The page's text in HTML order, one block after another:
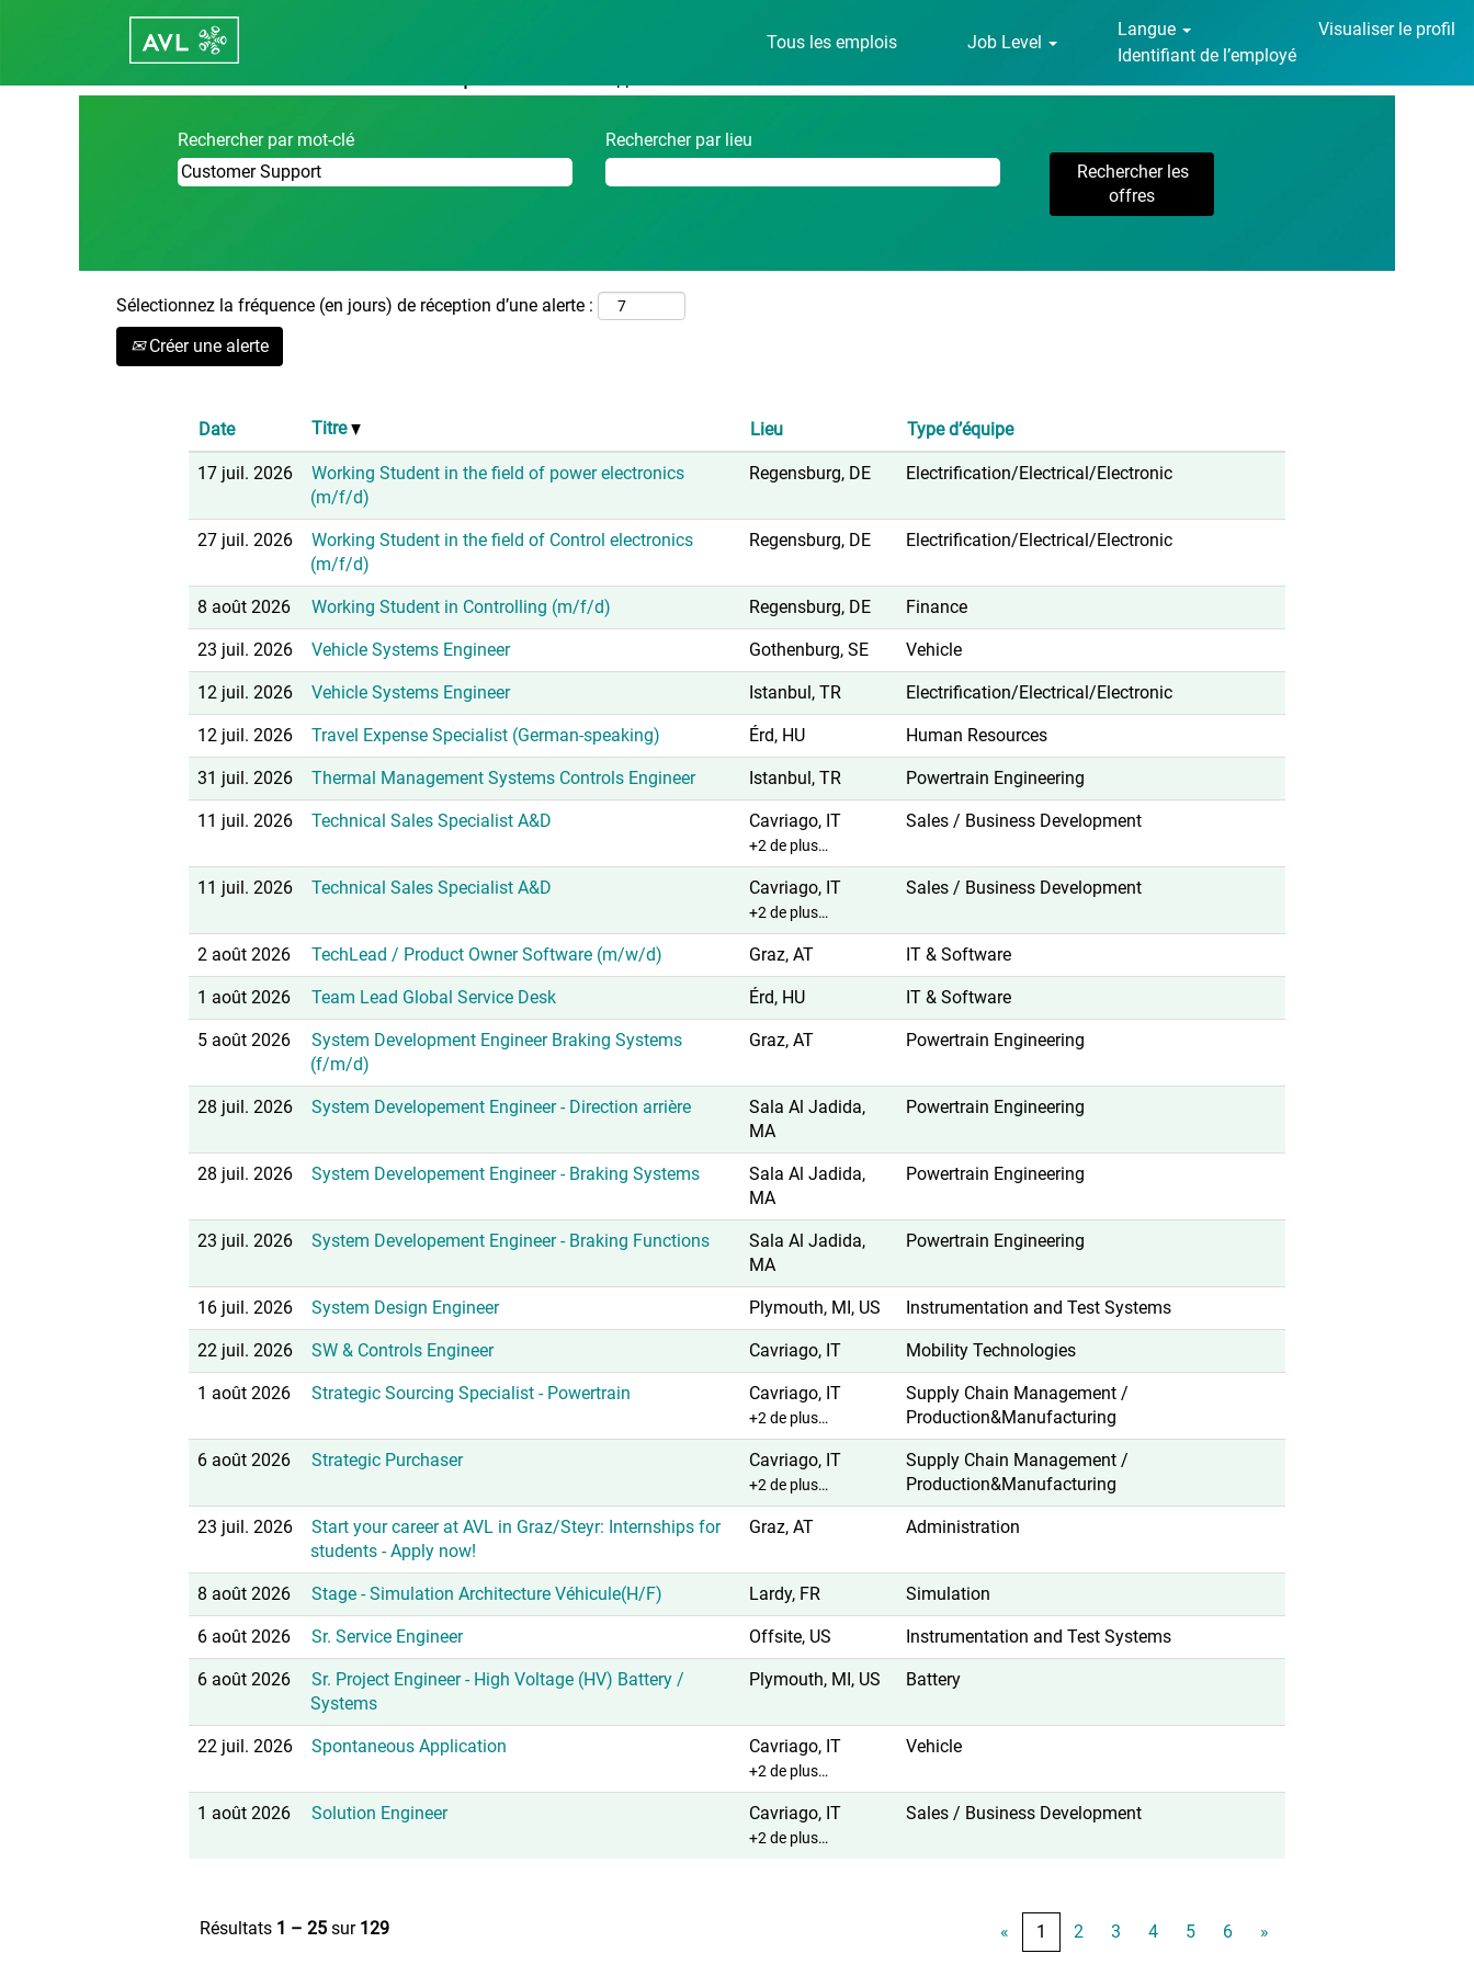
Tous les emplois Job Level
Langue
Visualiser le profil
Identifiant de l’employé
Accueil
Rechercher par mot-clé Rechercher par lieu
Sélectionnez la fréquence (en jours) de réception d’une alerte :
Créer une alerte
Date Titre Lieu Type d’équipe
17 juil. 2026
Working Student in the field of power electronics
(m/f/d)
Regensburg, DE Electrification/Electrical/Electronic
27 juil. 2026
Working Student in the field of Control electronics
(m/f/d)
Regensburg, DE Electrification/Electrical/Electronic
8 août 2026 Working Student in Controlling (m/f/d) Regensburg, DE Finance
23 juil. 2026 Vehicle Systems Engineer Gothenburg, SE Vehicle
12 juil. 2026 Vehicle Systems Engineer Istanbul, TR Electrification/Electrical/Electronic
12 juil. 2026 Travel Expense Specialist (German-speaking) Érd, HU Human Resources
31 juil. 2026 Thermal Management Systems Controls Engineer Istanbul, TR Powertrain Engineering
11 juil. 2026 Technical Sales Specialist A&D Cavriago, IT
+2 de plus…
Sales / Business Development
11 juil. 2026 Technical Sales Specialist A&D Cavriago, IT
+2 de plus…
Sales / Business Development
2 août 2026 TechLead / Product Owner Software (m/w/d) Graz, AT IT & Software
1 août 2026 Team Lead Global Service Desk Érd, HU IT & Software
5 août 2026
System Development Engineer Braking Systems
(f/m/d)
Graz, AT Powertrain Engineering
28 juil. 2026 System Developement Engineer - Direction arrière
Sala Al Jadida,
MA
Powertrain Engineering
28 juil. 2026 System Developement Engineer - Braking Systems
Sala Al Jadida,
MA
Powertrain Engineering
23 juil. 2026 System Developement Engineer - Braking Functions
Sala Al Jadida,
MA
Powertrain Engineering
16 juil. 2026 System Design Engineer Plymouth, MI, US Instrumentation and Test Systems
22 juil. 2026 SW & Controls Engineer Cavriago, IT Mobility Technologies
1 août 2026 Strategic Sourcing Specialist - Powertrain Cavriago, IT
+2 de plus…
Supply Chain Management /
Production&Manufacturing
6 août 2026 Strategic Purchaser Cavriago, IT
+2 de plus…
Supply Chain Management /
Production&Manufacturing
23 juil. 2026
Start your career at AVL in Graz/Steyr: Internships for
students - Apply now!
Graz, AT Administration
8 août 2026 Stage - Simulation Architecture Véhicule(H/F) Lardy, FR Simulation
6 août 2026 Sr. Service Engineer Offsite, US Instrumentation and Test Systems
6 août 2026
Sr. Project Engineer - High Voltage (HV) Battery /
Systems
Plymouth, MI, US Battery
22 juil. 2026 Spontaneous Application Cavriago, IT
+2 de plus…
Vehicle
1 août 2026 Solution Engineer Cavriago, IT
+2 de plus…
Sales / Business Development
Résultats 1 – 25 sur 129 « 1 2 3 4 5 6 »